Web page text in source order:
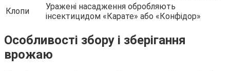
Клопи
Уражені насадження обробляють
інсектицидом «Карате» або «Конфідор»
Особливості збору і зберігання
врожаю